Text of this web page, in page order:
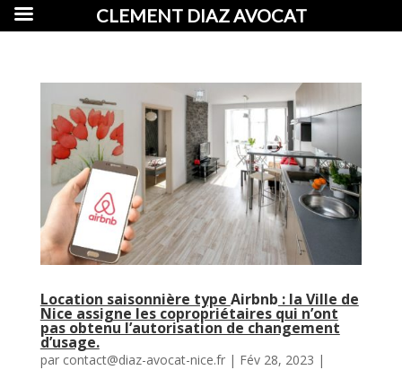
Location saisonnière type Airbnb : la Ville de
Nice assigne les copropriétaires qui n’ont
pas obtenu l’autorisation de changement
d’usage.
par contact@diaz-avocat-nice.fr| Fév 28, 2023 |
CLEMENT DIAZ AVOCAT